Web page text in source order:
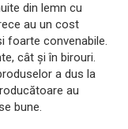
din lemn cu
au un cost
foarte convenabile.
cât și în birouri.
a dus la
au
bune.